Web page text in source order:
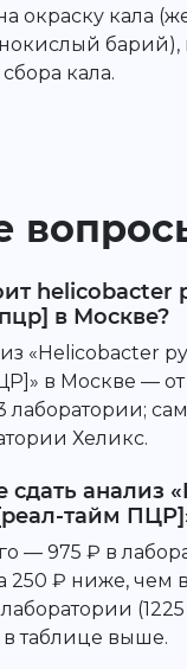
окраску кала
барий),
кала.
helicobacter
в Москве?
«Helicobacter
в Москве — от
Хеликс.
сдать анализ
тайм
— 975 ₽ в
250 ₽ ниже, чем
таблице выше.